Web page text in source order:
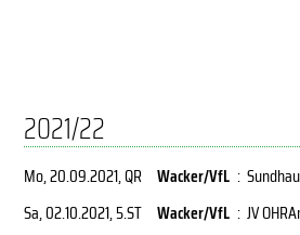
2021/22
Mo, 20.09.2021, QR Wacker/VfL :
Sa, 02.10.2021, 5.ST Wacker/VfL : JV